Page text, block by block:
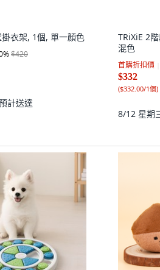
衣架, 1個, 單一顏色
%$420
計送達
TRiXiE 2
混色
首購折扣價
$332
($332.00/1個)
8/12 星期